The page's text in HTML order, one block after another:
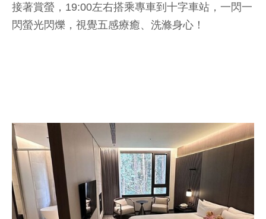
接著賞螢，19:00左右搭乘專車到十字車站，一閃一
閃螢光閃爍，視覺五感療癒、洗滌身心！